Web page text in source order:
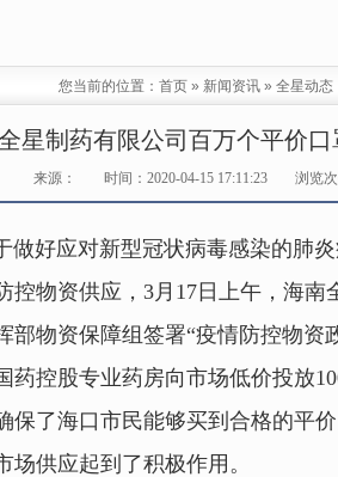
您当前的位置： 首页 » 新闻资讯 » 全星动态
星制药有限公司百万个平价
来源： 时间：2020-04-15 17:11:23 浏览次
做好应对新型冠状病毒感染的肺
控物资供应，3月17日上午，海南
部物资保障组签署“疫情防控物资
药控股专业药房向市场低价投放
保了海口市民能够买到合格的平
供应起到了积极作用。